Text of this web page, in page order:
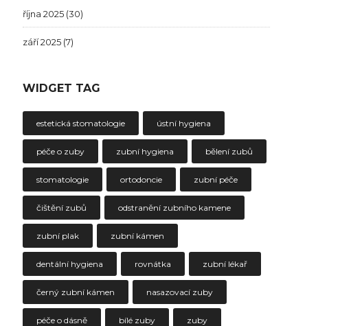
října 2025 (30)
září 2025 (7)
WIDGET TAG
estetická stomatologie ústní hygiena
péče o zuby zubní hygiena bělení zubů
stomatologie ortodoncie zubní péče
čištění zubů odstranění zubního kamene
zubní plak zubní kámen
dentální hygiena rovnátka zubní lékař
černý zubní kámen nasazovací zuby
péče o dásně bílé zuby zuby